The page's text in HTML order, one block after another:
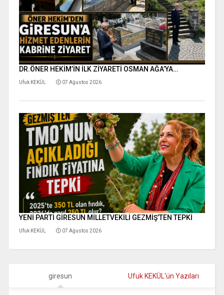
DR.ÖNER HEKİM’İN İLK ZİYARETİ OSMAN AĞA’YA…
Ufuk KEKÜL 07 Ağustos 2026
YENİ PARTİ GİRESUN MİLLETVEKİLİ GEZMİŞ’TEN TEPKİ
Ufuk KEKÜL 07 Ağustos 2026
giresun Ufuk KEKÜL'ün Yazıları